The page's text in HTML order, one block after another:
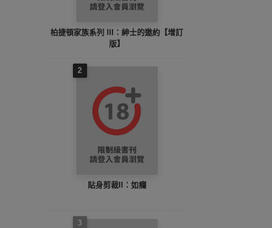
柏捷頓家族系列 III：紳士的邀約【增訂
版】
2
貼身剪裁II：如癮
3